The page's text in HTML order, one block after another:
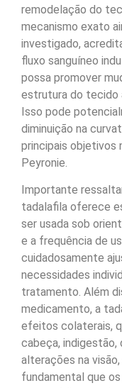
remodelação do
mecanismo exato
investigado,
fluxo sanguíneo
possa promover
estrutura do tecido
Isso pode
diminuição na
principais objetivos
Peyronie.
Importante
tadalafila oferece
ser usada sob
e a frequência de
cuidadosamente
necessidades
tratamento. Além
medicamento, a
efeitos colaterais,
cabeça, indigestão,
alterações na
fundamental que